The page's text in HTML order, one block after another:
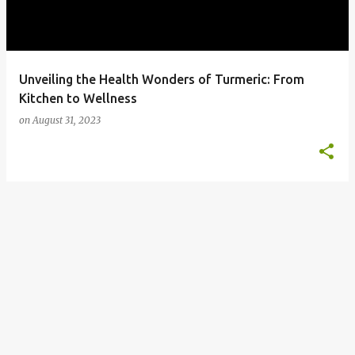
Unveiling the Health Wonders of Turmeric: From
Kitchen to Wellness
onAugust 31, 2023